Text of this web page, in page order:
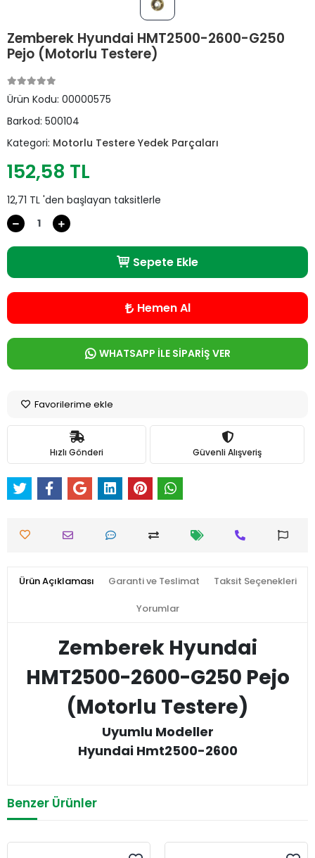
Zemberek Hyundai HMT2500-2600-G250
Pejo (Motorlu Testere)
Ürün Kodu: 00000575
Barkod: 500104
Kategori: Motorlu Testere Yedek Parçaları
152,58 TL
12,71 TL 'den başlayan taksitlerle
Sepete Ekle
Hemen Al
WHATSAPP İLE SİPARİŞ VER
Favorilerime ekle
Hızlı Gönderi Güvenli Alışveriş
Ürün Açıklaması Garanti ve Teslimat Taksit Seçenekleri
Yorumlar
Zemberek Hyundai
HMT2500-2600-G250 Pejo
(Motorlu Testere)
Uyumlu Modeller
Hyundai Hmt2500-2600
Benzer Ürünler